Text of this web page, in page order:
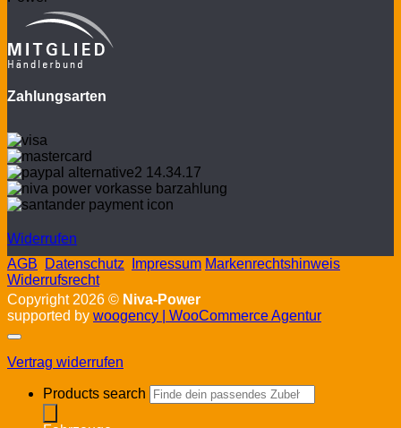
Zahlungsarten
Widerrufen
AGB
Datenschutz Impressum Markenrechtshinweis
Widerrufsrecht
Copyright 2026 © Niva-Power
supported by woogency | WooCommerce Agentur
Vertrag widerrufen
Products search